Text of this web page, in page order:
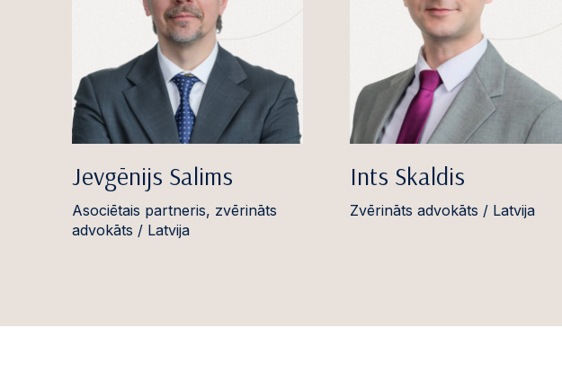
Jevgēnijs Salims
Asociētais partneris, zvērināts
advokāts / Latvija
Ints Skaldis
Zvērināts advokāts / Latvija